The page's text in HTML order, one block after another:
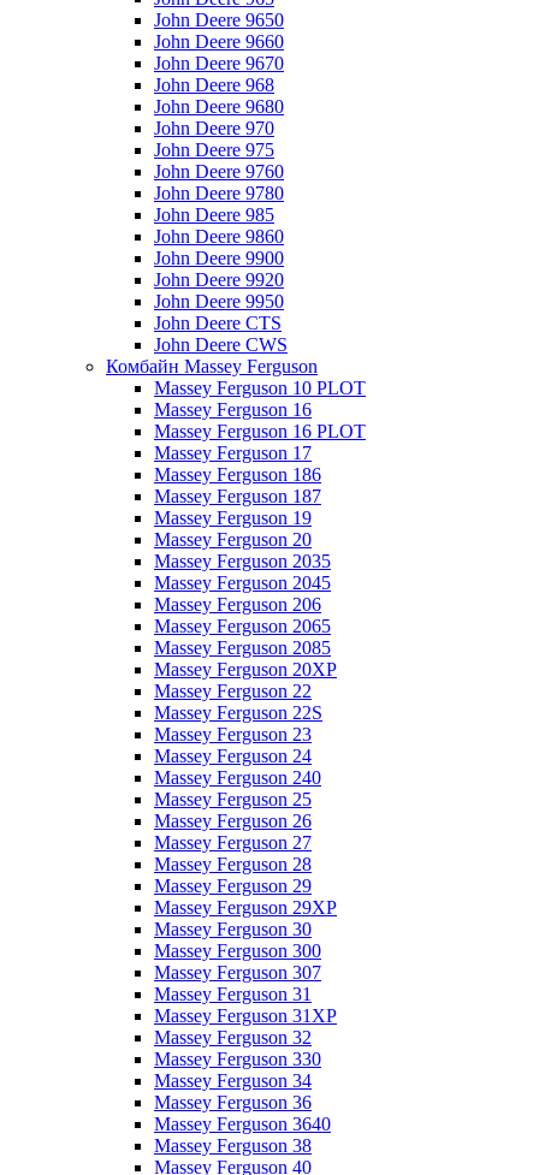
John Deere 9650
John Deere 9660
John Deere 9670
John Deere 968
John Deere 9680
John Deere 970
John Deere 975
John Deere 9760
John Deere 9780
John Deere 985
John Deere 9860
John Deere 9900
John Deere 9920
John Deere 9950
John Deere CTS
John Deere CWS
Комбайн Massey Ferguson
Massey Ferguson 10 PLOT
Massey Ferguson 16
Massey Ferguson 16 PLOT
Massey Ferguson 17
Massey Ferguson 186
Massey Ferguson 187
Massey Ferguson 19
Massey Ferguson 20
Massey Ferguson 2035
Massey Ferguson 2045
Massey Ferguson 206
Massey Ferguson 2065
Massey Ferguson 2085
Massey Ferguson 20XP
Massey Ferguson 22
Massey Ferguson 22S
Massey Ferguson 23
Massey Ferguson 24
Massey Ferguson 240
Massey Ferguson 25
Massey Ferguson 26
Massey Ferguson 27
Massey Ferguson 28
Massey Ferguson 29
Massey Ferguson 29XP
Massey Ferguson 30
Massey Ferguson 300
Massey Ferguson 307
Massey Ferguson 31
Massey Ferguson 31XP
Massey Ferguson 32
Massey Ferguson 330
Massey Ferguson 34
Massey Ferguson 36
Massey Ferguson 3640
Massey Ferguson 38
Massey Ferguson 40